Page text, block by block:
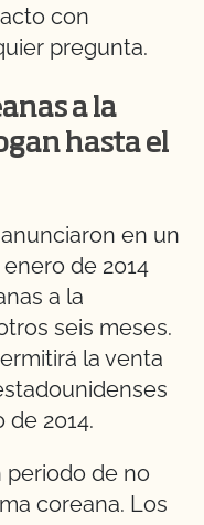
con
pregunta.
a la
hasta el
en un
de 2014
a la
seis meses.
la venta
de 2014.
periodo de no
coreana. Los